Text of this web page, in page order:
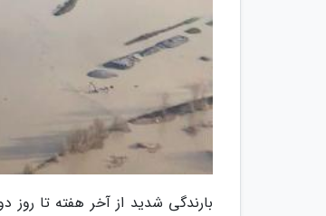
بارندگی شدید از آخر هفته تا